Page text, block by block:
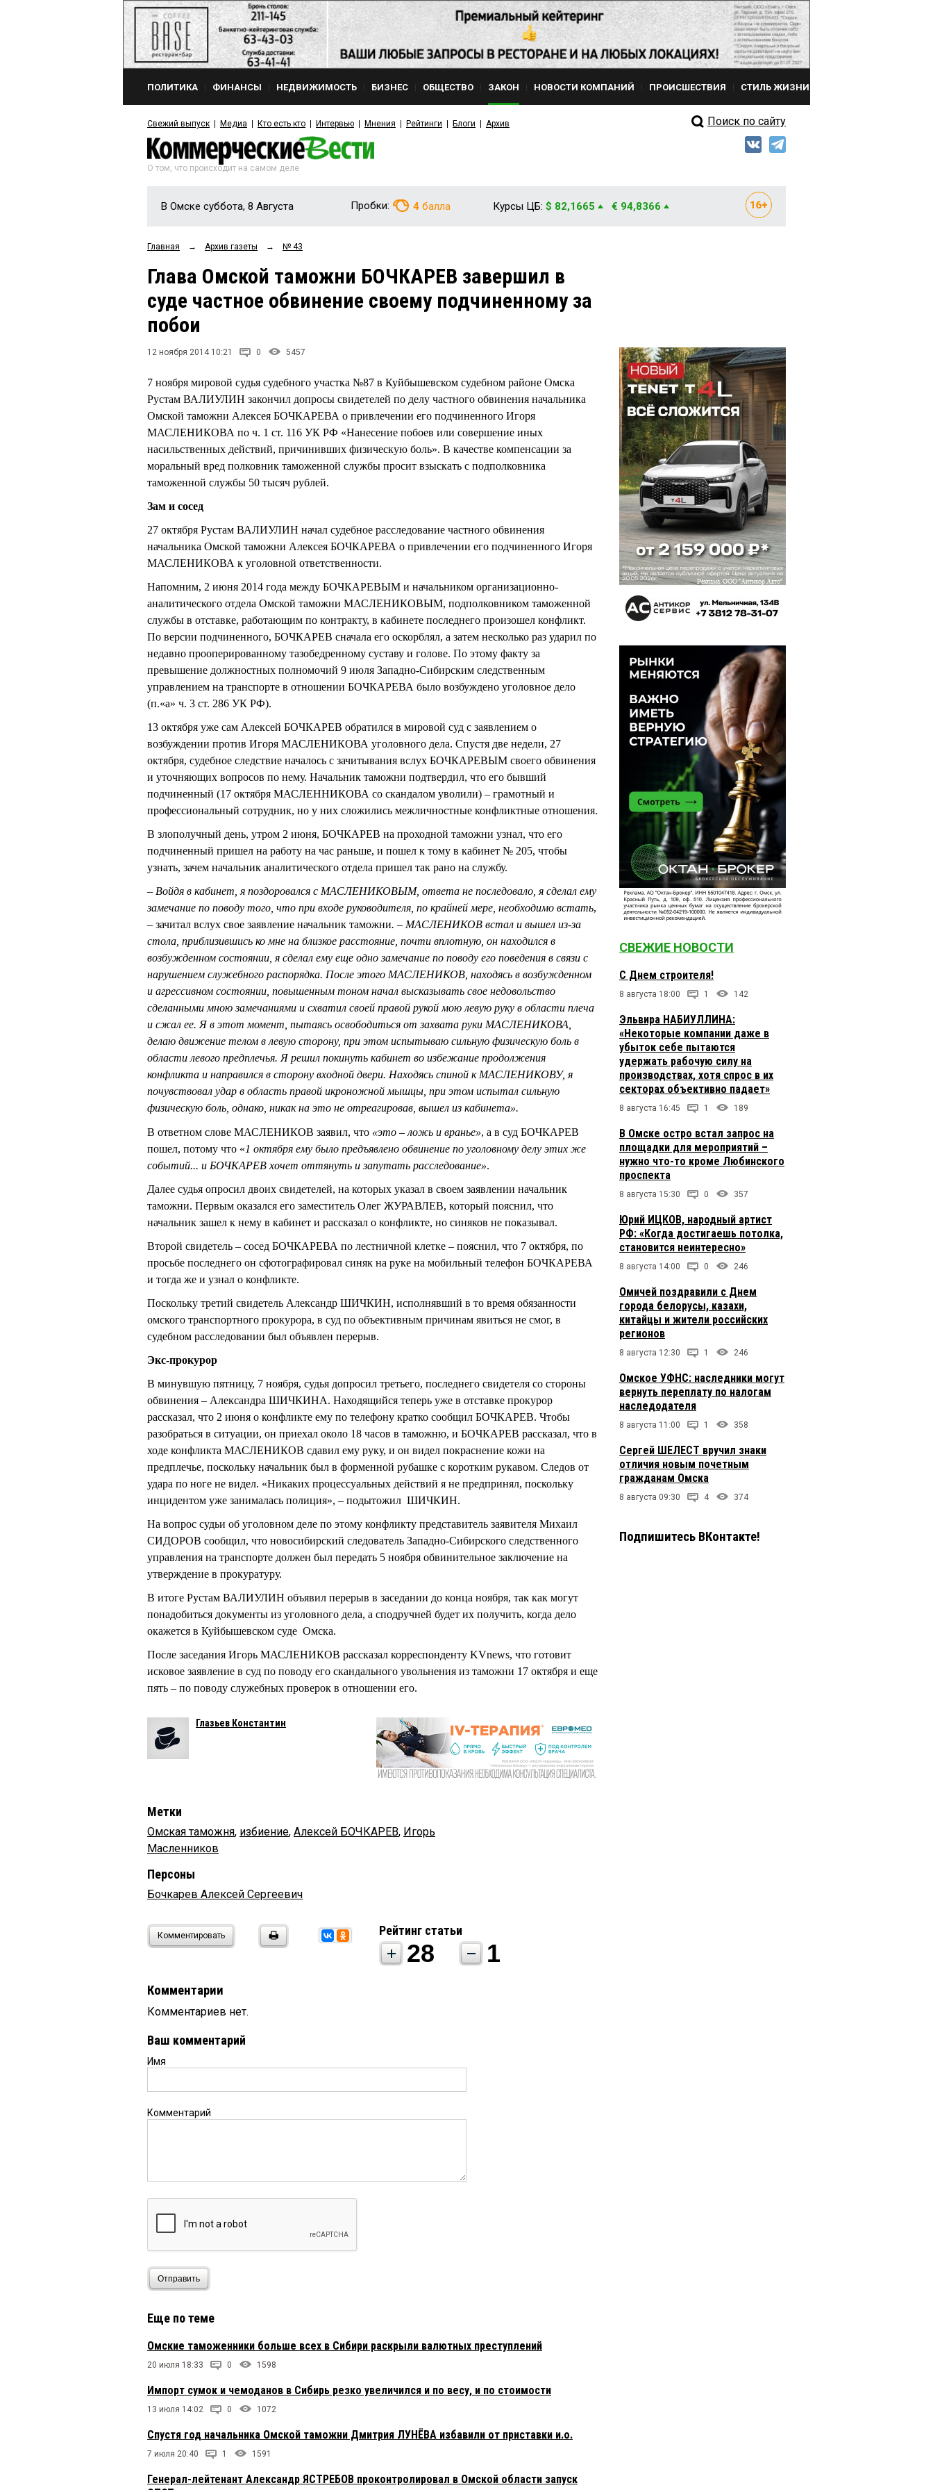
ПОЛИТИКА ФИНАНСЫ НЕДВИЖИМОСТЬ БИЗНЕС ОБЩЕСТВО ЗАКОН НОВОСТИ КОМПАНИЙ ПРОИСШЕСТВИЯ СТИЛЬ ЖИЗНИ
Свежий выпуск Медиа Кто есть кто Интервью Мнения Рейтинги Блоги Архив Поиск по сайту
О том, что происходит на самом деле
В Омске суббота, 8 Августа Пробки: 4 балла Курсы ЦБ: $ 82,1665 € 94,8366
Главная → Архив газеты → № 43
Глава Омской таможни БОЧКАРЕВ завершил в
суде частное обвинение своему подчиненному за
побои
12 ноября 2014 10:21 0 5457
7 ноября мировой судья судебного участка №87 в Куйбышевском судебном районе Омска
Рустам ВАЛИУЛИН закончил допросы свидетелей по делу частного обвинения начальника
Омской таможни Алексея БОЧКАРЕВА о привлечении его подчиненного Игоря
МАСЛЕНИКОВА по ч. 1 ст. 116 УК РФ «Нанесение побоев или совершение иных
насильственных действий, причинивших физическую боль». В качестве компенсации за
моральный вред полковник таможенной службы просит взыскать с подполковника
таможенной службы 50 тысяч рублей.
Зам и сосед
27 октября Рустам ВАЛИУЛИН начал судебное расследование частного обвинения
начальника Омской таможни Алексея БОЧКАРЕВА о привлечении его подчиненного Игоря
МАСЛЕНИКОВА к уголовной ответственности.
Напомним, 2 июня 2014 года между БОЧКАРЕВЫМ и начальником организационно-
аналитического отдела Омской таможни МАСЛЕНИКОВЫМ, подполковником таможенной
службы в отставке, работающим по контракту, в кабинете последнего произошел конфликт.
По версии подчиненного, БОЧКАРЕВ сначала его оскорблял, а затем несколько раз ударил по
недавно прооперированному тазобедренному суставу и голове. По этому факту за
превышение должностных полномочий 9 июля Западно-Сибирским следственным
управлением на транспорте в отношении БОЧКАРЕВА было возбуждено уголовное дело
(п.«а» ч. 3 ст. 286 УК РФ).
13 октября уже сам Алексей БОЧКАРЕВ обратился в мировой суд с заявлением о
возбуждении против Игоря МАСЛЕНИКОВА уголовного дела. Спустя две недели, 27
октября, судебное следствие началось с зачитывания вслух БОЧКАРЕВЫМ своего обвинения
и уточняющих вопросов по нему. Начальник таможни подтвердил, что его бывший
подчиненный (17 октября МАСЛЕННИКОВА со скандалом уволили) – грамотный и
профессиональный сотрудник, но у них сложились межличностные конфликтные отношения.
В злополучный день, утром 2 июня, БОЧКАРЕВ на проходной таможни узнал, что его
подчиненный пришел на работу на час раньше, и пошел к тому в кабинет № 205, чтобы
узнать, зачем начальник аналитического отдела пришел так рано на службу.
– Войдя в кабинет, я поздоровался с МАСЛЕНИКОВЫМ, ответа не последовало, я сделал ему
замечание по поводу того, что при входе руководителя, по крайней мере, необходимо встать,
– зачитал вслух свое заявление начальник таможни. – МАСЛЕНИКОВ встал и вышел из-за
стола, приблизившись ко мне на близкое расстояние, почти вплотную, он находился в
возбужденном состоянии, я сделал ему еще одно замечание по поводу его поведения в связи с
нарушением служебного распорядка. После этого МАСЛЕНИКОВ, находясь в возбужденном
и агрессивном состоянии, повышенным тоном начал высказывать свое недовольство
сделанными мною замечаниями и схватил своей правой рукой мою левую руку в области плеча
и сжал ее. Я в этот момент, пытаясь освободиться от захвата руки МАСЛЕНИКОВА,
делаю движение телом в левую сторону, при этом испытываю сильную физическую боль в
области левого предплечья. Я решил покинуть кабинет во избежание продолжения
конфликта и направился в сторону входной двери. Находясь спиной к МАСЛЕНИКОВУ, я
почувствовал удар в область правой икроножной мышцы, при этом испытал сильную
физическую боль, однако, никак на это не отреагировав, вышел из кабинета».
В ответном слове МАСЛЕНИКОВ заявил, что «это – ложь и вранье», а в суд БОЧКАРЕВ
пошел, потому что «1 октября ему было предъявлено обвинение по уголовному делу этих же
событий... и БОЧКАРЕВ хочет оттянуть и запутать расследование».
Далее судья опросил двоих свидетелей, на которых указал в своем заявлении начальник
таможни. Первым оказался его заместитель Олег ЖУРАВЛЕВ, который пояснил, что
начальник зашел к нему в кабинет и рассказал о конфликте, но синяков не показывал.
Второй свидетель – сосед БОЧКАРЕВА по лестничной клетке – пояснил, что 7 октября, по
просьбе последнего он сфотографировал синяк на руке на мобильный телефон БОЧКАРЕВА
и тогда же и узнал о конфликте.
Поскольку третий свидетель Александр ШИЧКИН, исполнявший в то время обязанности
омского транспортного прокурора, в суд по объективным причинам явиться не смог, в
судебном расследовании был объявлен перерыв.
Экс-прокурор
В минувшую пятницу, 7 ноября, судья допросил третьего, последнего свидетеля со стороны
обвинения – Александра ШИЧКИНА. Находящийся теперь уже в отставке прокурор
рассказал, что 2 июня о конфликте ему по телефону кратко сообщил БОЧКАРЕВ. Чтобы
разобраться в ситуации, он приехал около 18 часов в таможню, и БОЧКАРЕВ рассказал, что в
ходе конфликта МАСЛЕНИКОВ сдавил ему руку, и он видел покраснение кожи на
предплечье, поскольку начальник был в форменной рубашке с коротким рукавом. Следов от
удара по ноге не видел. «Никаких процессуальных действий я не предпринял, поскольку
инцидентом уже занималась полиция», – подытожил ШИЧКИН.
На вопрос судьи об уголовном деле по этому конфликту представитель заявителя Михаил
СИДОРОВ сообщил, что новосибирский следователь Западно-Сибирского следственного
управления на транспорте должен был передать 5 ноября обвинительное заключение на
утверждение в прокуратуру.
В итоге Рустам ВАЛИУЛИН объявил перерыв в заседании до конца ноября, так как могут
понадобиться документы из уголовного дела, а сподручней будет их получить, когда дело
окажется в Куйбышевском суде Омска.
После заседания Игорь МАСЛЕНИКОВ рассказал корреспонденту KVnews, что готовит
исковое заявление в суд по поводу его скандального увольнения из таможни 17 октября и еще
пять – по поводу служебных проверок в отношении его.
Глазьев Константин
Метки
Омская таможня, избиение, Алексей БОЧКАРЕВ, Игорь
Масленников
Персоны
Бочкарев Алексей Сергеевич
Комментировать Рейтинг статьи
28 1
Комментарии
Комментариев нет.
Ваш комментарий
Имя
Комментарий
Отправить
Еще по теме
Омские таможенники больше всех в Сибири раскрыли валютных преступлений
20 июля 18:33 0 1598
Импорт сумок и чемоданов в Сибирь резко увеличился и по весу, и по стоимости
13 июля 14:02 0 1072
Спустя год начальника Омской таможни Дмитрия ЛУНЁВА избавили от приставки и.о.
7 июля 20:40 1 1591
Генерал-лейтенант Александр ЯСТРЕБОВ проконтролировал в Омской области запуск
СВЕЖИЕ НОВОСТИ
С Днем строителя!
8 августа 18:00 1 142
Эльвира НАБИУЛЛИНА:
«Некоторые компании даже в
убыток себе пытаются
удержать рабочую силу на
производствах, хотя спрос в их
секторах объективно падает»
8 августа 16:45 1 189
В Омске остро встал запрос на
площадки для мероприятий –
нужно что-то кроме Любинского
проспекта
8 августа 15:30 0 357
Юрий ИЦКОВ, народный артист
РФ: «Когда достигаешь потолка,
становится неинтересно»
8 августа 14:00 0 246
Омичей поздравили с Днем
города белорусы, казахи,
китайцы и жители российских
регионов
8 августа 12:30 1 246
Омское УФНС: наследники могут
вернуть переплату по налогам
наследодателя
8 августа 11:00 1 358
Сергей ШЕЛЕСТ вручил знаки
отличия новым почетным
гражданам Омска
8 августа 09:30 4 374
Подпишитесь ВКонтакте!